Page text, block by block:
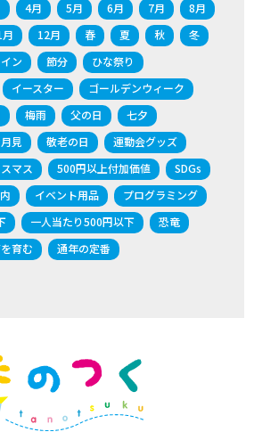
4月 5月 6月 7月
8月
12月 春 夏 秋
冬
ン 節分
ひな祭り
イースター
ゴールデンウィーク
梅雨 父の日
七夕
見 敬老の日
運動会グッズ
マス 500円以上付加価値
SDGs
イベント用品
プログラミング
一人当たり500円以下
恐竜
育む
通年の定番